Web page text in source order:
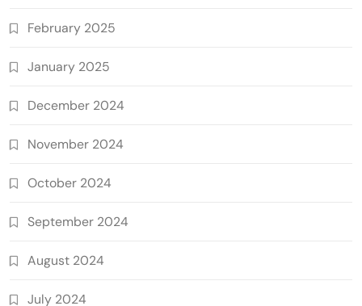
February 2025
January 2025
December 2024
November 2024
October 2024
September 2024
August 2024
July 2024